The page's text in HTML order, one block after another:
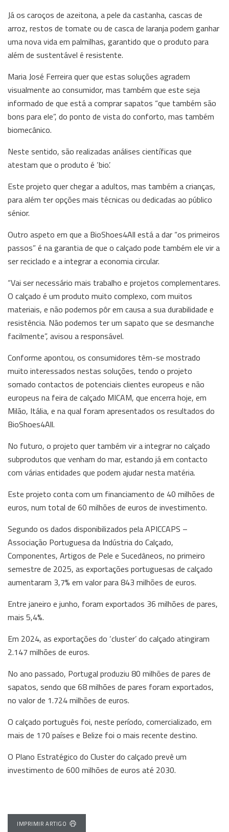
Já os caroços de azeitona, a pele da castanha, cascas de
arroz, restos de tomate ou de casca de laranja podem ganhar
uma nova vida em palmilhas, garantido que o produto para
além de sustentável é resistente.
Maria José Ferreira quer que estas soluções agradem
visualmente ao consumidor, mas também que este seja
informado de que está a comprar sapatos “que também são
bons para ele”, do ponto de vista do conforto, mas também
biomecânico.
Neste sentido, são realizadas análises científicas que
atestam que o produto é ‘bio’.
Este projeto quer chegar a adultos, mas também a crianças,
para além ter opções mais técnicas ou dedicadas ao público
sénior.
Outro aspeto em que a BioShoes4All está a dar “os primeiros
passos” é na garantia de que o calçado pode também ele vir a
ser reciclado e a integrar a economia circular.
“Vai ser necessário mais trabalho e projetos complementares.
O calçado é um produto muito complexo, com muitos
materiais, e não podemos pôr em causa a sua durabilidade e
resistência. Não podemos ter um sapato que se desmanche
facilmente”, avisou a responsável.
Conforme apontou, os consumidores têm-se mostrado
muito interessados nestas soluções, tendo o projeto
somado contactos de potenciais clientes europeus e não
europeus na feira de calçado MICAM, que encerra hoje, em
Milão, Itália, e na qual foram apresentados os resultados do
BioShoes4All.
No futuro, o projeto quer também vir a integrar no calçado
subprodutos que venham do mar, estando já em contacto
com várias entidades que podem ajudar nesta matéria.
Este projeto conta com um financiamento de 40 milhões de
euros, num total de 60 milhões de euros de investimento.
Segundo os dados disponibilizados pela APICCAPS –
Associação Portuguesa da Indústria do Calçado,
Componentes, Artigos de Pele e Sucedâneos, no primeiro
semestre de 2025, as exportações portuguesas de calçado
aumentaram 3,7% em valor para 843 milhões de euros.
Entre janeiro e junho, foram exportados 36 milhões de pares,
mais 5,4%.
Em 2024, as exportações do ‘cluster’ do calçado atingiram
2.147 milhões de euros.
No ano passado, Portugal produziu 80 milhões de pares de
sapatos, sendo que 68 milhões de pares foram exportados,
no valor de 1.724 milhões de euros.
O calçado português foi, neste período, comercializado, em
mais de 170 países e Belize foi o mais recente destino.
O Plano Estratégico do Cluster do calçado prevê um
investimento de 600 milhões de euros até 2030.
IMPRIMIR ARTIGO